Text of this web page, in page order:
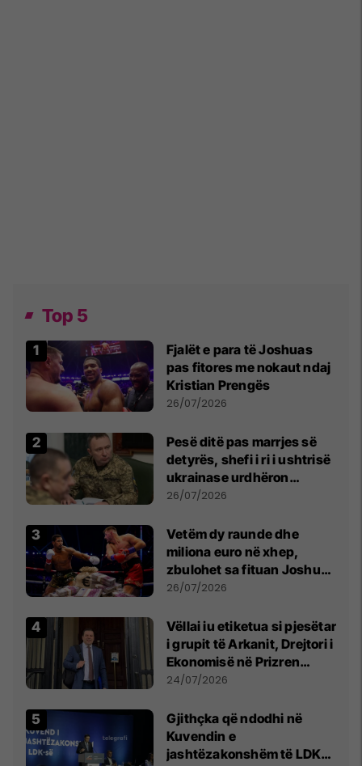
Top 5
Fjalët e para të Joshuas
pas fitores me nokaut ndaj
Kristian Prengës
26/07/2026
Pesë ditë pas marrjes së
detyrës, shefi i ri i ushtrisë
ukrainase urdhëron
kontroll të madh
26/07/2026
Vetëm dy raunde dhe
miliona euro në xhep,
zbulohet sa fituan Joshua
e Prenga
26/07/2026
Vëllai iu etiketua si pjesëtar
i grupit të Arkanit, Drejtori i
Ekonomisë në Prizren
mohon pretendimet
24/07/2026
Gjithçka që ndodhi në
Kuvendin e
jashtëzakonshëm të LDK-